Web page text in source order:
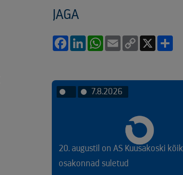
JAGA
FacebookLinkedInWhatsApp
Email
Copy
7.8.2026
20. augustil on AS Kuusakoski kõik
osakonnad suletud